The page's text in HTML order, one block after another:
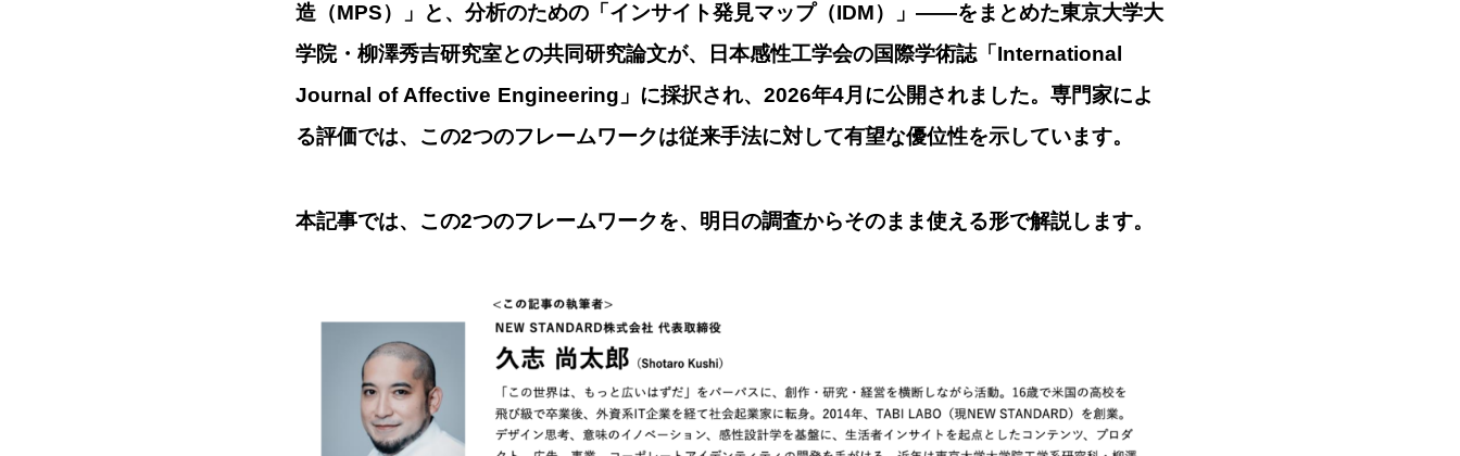
造（MPS）」と、分析のための「インサイト発見マップ（IDM）」——をまとめた東京大学大
学院・柳澤秀吉研究室との共同研究論文が、日本感性工学会の国際学術誌「International
Journal of Affective Engineering」に採択され、2026年4月に公開されました。専門家によ
る評価では、この2つのフレームワークは従来手法に対して有望な優位性を示しています。
本記事では、この2つのフレームワークを、明日の調査からそのまま使える形で解説します。